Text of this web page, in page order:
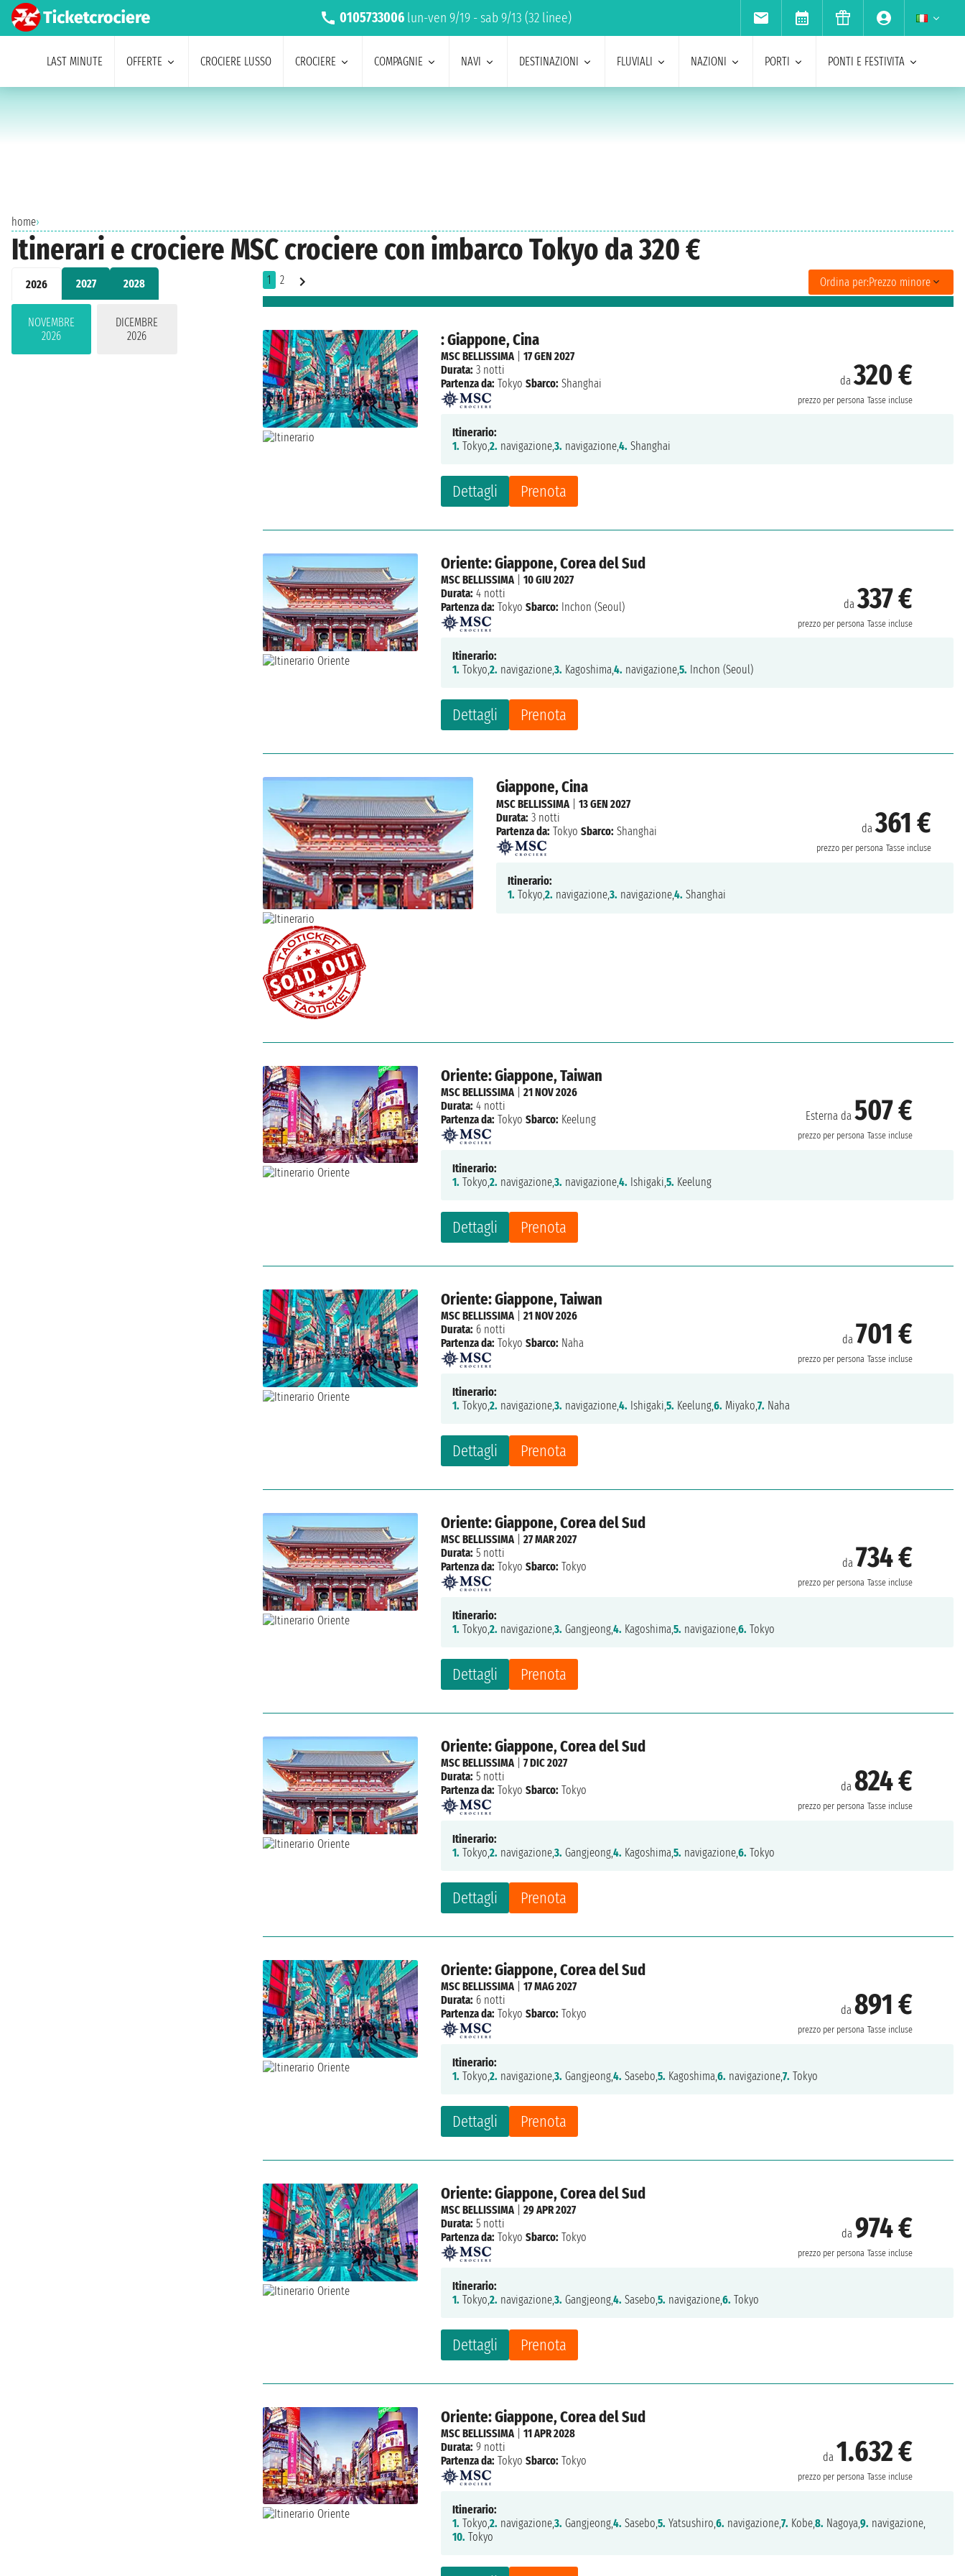
0105733006 lun-ven 9/19 - sab 9/13 (32 linee)
LAST MINUTE OFFERTE CROCIERE LUSSO CROCIERE COMPAGNIE NAVI DESTINAZIONI FLUVIALI NAZIONI PORTI PONTI E FESTIVITA
home›
Itinerari e crociere MSC crociere con imbarco Tokyo da 320 €
2026 2027 2028
NOVEMBRE
2026
DICEMBRE
2026
1 2 Ordina per:Prezzo minore
: Giappone, Cina
da320 €
prezzo per persona Tasse incluse
Dettagli Prenota
MSC BELLISSIMA|17 GEN 2027
Durata: 3 notti
Partenza da: Tokyo Sbarco: Shanghai
Itinerario:
1. Tokyo,2. navigazione,3. navigazione,4. Shanghai
Oriente: Giappone, Corea del Sud
da337 €
prezzo per persona Tasse incluse
Dettagli Prenota
MSC BELLISSIMA|10 GIU 2027
Durata: 4 notti
Partenza da: Tokyo Sbarco: Inchon (Seoul)
Itinerario:
1. Tokyo,2. navigazione,3. Kagoshima,4. navigazione,5. Inchon (Seoul)
Giappone, Cina
da361 €
prezzo per persona Tasse incluse
MSC BELLISSIMA| 13 GEN 2027
Durata: 3 notti
Partenza da: Tokyo Sbarco: Shanghai
Itinerario:
1. Tokyo,2. navigazione,3. navigazione,4. Shanghai
Oriente: Giappone, Taiwan
Esterna da507 €
prezzo per persona Tasse incluse
Dettagli Prenota
MSC BELLISSIMA |21 NOV 2026
Durata: 4 notti
Partenza da: Tokyo Sbarco: Keelung
Itinerario:
1. Tokyo,2. navigazione,3. navigazione,4. Ishigaki,5. Keelung
Oriente: Giappone, Taiwan
da 701 €
prezzo per persona Tasse incluse
Dettagli Prenota
MSC BELLISSIMA |21 NOV 2026
Durata: 6 notti
Partenza da: Tokyo Sbarco: Naha
Itinerario:
1. Tokyo,2. navigazione,3. navigazione,4. Ishigaki,5. Keelung,6. Miyako,7. Naha
Oriente: Giappone, Corea del Sud
da 734 €
prezzo per persona Tasse incluse
Dettagli Prenota
MSC BELLISSIMA |27 MAR 2027
Durata: 5 notti
Partenza da: Tokyo Sbarco: Tokyo
Itinerario:
1. Tokyo,2. navigazione,3. Gangjeong,4. Kagoshima,5. navigazione,6. Tokyo
Oriente: Giappone, Corea del Sud
da824 €
prezzo per persona Tasse incluse
Dettagli Prenota
MSC BELLISSIMA |7 DIC 2027
Durata: 5 notti
Partenza da: Tokyo Sbarco: Tokyo
Itinerario:
1. Tokyo,2. navigazione,3. Gangjeong,4. Kagoshima,5. navigazione,6. Tokyo
Oriente: Giappone, Corea del Sud
da891 €
prezzo per persona Tasse incluse
Dettagli Prenota
MSC BELLISSIMA |17 MAG 2027
Durata: 6 notti
Partenza da: Tokyo Sbarco: Tokyo
Itinerario:
1. Tokyo,2. navigazione,3. Gangjeong,4. Sasebo,5. Kagoshima,6. navigazione,7. Tokyo
Oriente: Giappone, Corea del Sud
da 974 €
prezzo per persona Tasse incluse
Dettagli Prenota
MSC BELLISSIMA |29 APR 2027
Durata: 5 notti
Partenza da: Tokyo Sbarco: Tokyo
Itinerario:
1. Tokyo,2. navigazione,3. Gangjeong,4. Sasebo,5. navigazione,6. Tokyo
Oriente: Giappone, Corea del Sud
da 1.632 €
prezzo per persona Tasse incluse
MSC BELLISSIMA |11 APR 2028
Durata: 9 notti
Partenza da: Tokyo Sbarco: Tokyo
Itinerario:
1. Tokyo,2. navigazione,3. Gangjeong,4. Sasebo,5. Yatsushiro,6. navigazione,7. Kobe,8. Nagoya,9. navigazione,
10. Tokyo